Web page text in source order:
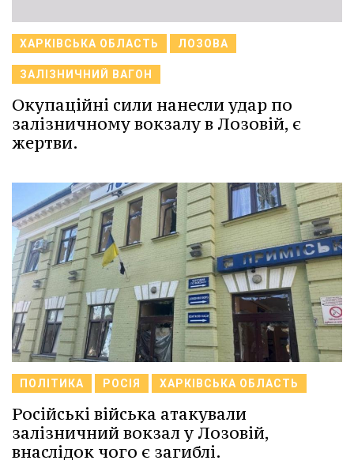
ХАРКІВСЬКА ОБЛАСТЬ ЛОЗОВА
ЗАЛІЗНИЧНИЙ ВАГОН
Окупаційні сили нанесли удар по
залізничному вокзалу в Лозовій, є
жертви.
ПОЛІТИКА РОСІЯ ХАРКІВСЬКА ОБЛАСТЬ
Російські війська атакували
залізничний вокзал у Лозовій,
внаслідок чого є загиблі.